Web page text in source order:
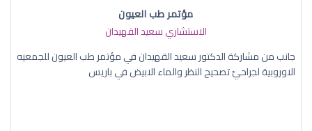
مؤتمر طب العيون
الاستشاري سعيد القهيدان
جانب من مشاركة الدكتور سعيد القهيدان في مؤتمر طب العيون للجمعيه
الاوروبية لجراحيّ تصحيح النظر والماء الابيض في باريس